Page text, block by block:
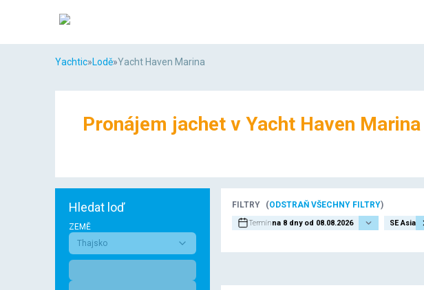
Yachtic»Lodě»Yacht Haven Marina
Pronájem jachet v Yacht Haven Marina
Hledat loď
ZEMĚ
Thajsko
FILTRY (ODSTRAŇ VŠECHNY FILTRY)
Termínna 8 dny od 08.08.2026 SE Asia